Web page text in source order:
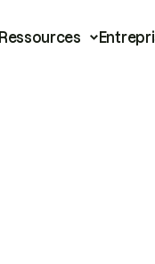
Ressources